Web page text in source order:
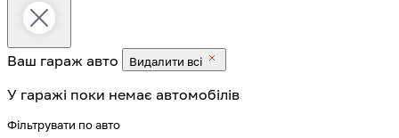
Ваш гараж авто Видалити всі
У гаражі поки немає автомобілів
Фільтрувати по авто